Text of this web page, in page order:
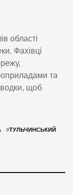
області
Фахівці
та
щоб
#ТУЛЬЧИНСЬКИЙ